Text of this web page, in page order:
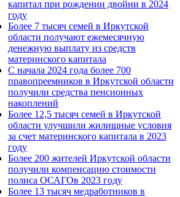
капитал при рождении двойни в 2024
году
Более 7 тысяч семей в Иркутской
области получают ежемесячную
денежную выплату из средств
материнского капитала
С начала 2024 года более 700
правопреемников в Иркутской области
получили средства пенсионных
накоплений
Более 12,5 тысяч семей в Иркутской
области улучшили жилищные условия
за счет материнского капитала в 2023
году
Более 200 жителей Иркутской области
получили компенсацию стоимости
полиса ОСАГОв 2023 году
Более 13 тысяч медработников в